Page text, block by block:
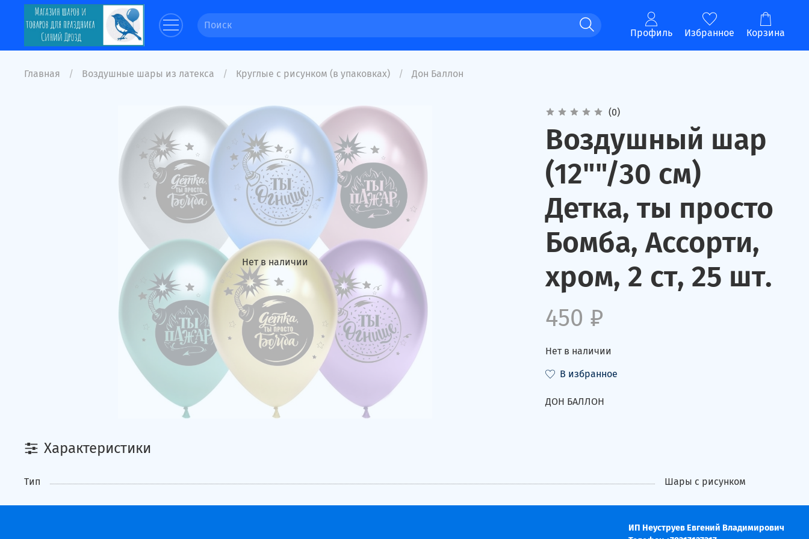
Профиль Избранное Корзина
Главная Воздушные шары из латекса Круглые с рисунком (в упаковках) Дон Баллон
Нет в наличии
(0)
Воздушный шар
(12""/30 см)
Детка, ты просто
Бомба, Ассорти,
хром, 2 ст, 25 шт.
450 ₽
Нет в наличии
В избранное
ДОН БАЛЛОН
Характеристики
Тип Шары с рисунком
ИП Неуструев Евгений Владимирович